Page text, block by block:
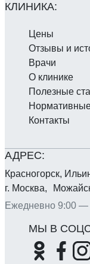
Красногорск,
г. Москва,
Ежедневно 9:00 —
Цены
Отзывы и
Врачи
О клинике
Полезные
Контакты